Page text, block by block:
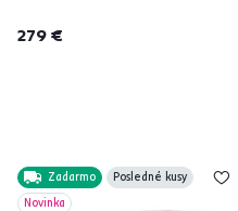
279 €
Zadarmo
Posledné kusy
Novinka